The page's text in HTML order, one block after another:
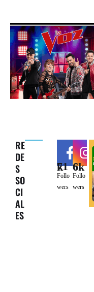
RE
DE
S
SO
CI
AL
ES
71k
Follo
wers
6.6k
Follo
wers